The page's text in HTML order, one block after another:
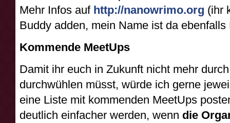
Mehr Infos auf http://nanowrimo.org (ihr
Buddy adden, mein Name ist da ebenfalls
Kommende MeetUps
Damit ihr euch in Zukunft nicht mehr
durchwühlen müsst, würde ich gerne
eine Liste mit kommenden MeetUps
deutlich einfacher werden, wenn die